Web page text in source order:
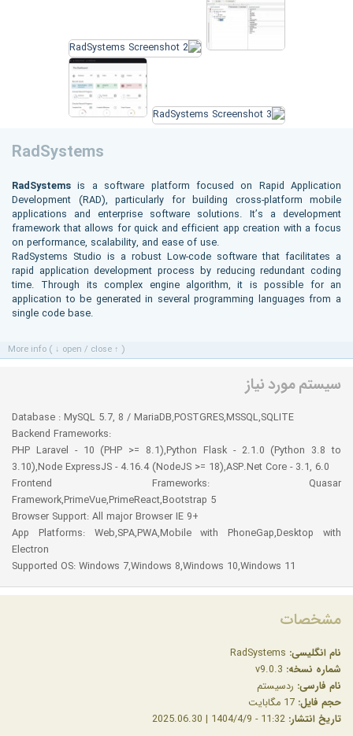
RadSystems
RadSystemsis a software platform focused on Rapid Application
Development (RAD), particularly for building cross-platform mobile
applications and enterprise software solutions. It’s a development
framework that allows for quick and efficient app creation with a focus
on performance, scalability, and ease of use.
RadSystems Studio is a robust Low-code software that facilitates a
rapid application development process by reducing redundant coding
time. Through its complex engine algorithm, it is possible for an
application to be generated in several programming languages from a
single code base.
More info ( ↓ open / close ↑ )
سیستم مورد نیاز
Database : MySQL 5.7, 8 / MariaDB,POSTGRES,MSSQL,SQLITE
Backend Frameworks:
PHP Laravel - 10 (PHP >= 8.1),Python Flask - 2.1.0 (Python 3.8 to
3.10),Node ExpressJS - 4.16.4 (NodeJS >= 18),ASP.Net Core - 3.1, 6.0
Frontend Frameworks: Quasar
Framework,PrimeVue,PrimeReact,Bootstrap 5
Browser Support: All major Browser IE 9+
App Platforms: Web,SPA,PWA,Mobile with PhoneGap,Desktop with
Electron
Supported OS: Windows 7,Windows 8,Windows 10,Windows 11
مشخصات
نام انگلیسی:
شماره نسخه:
نام فارسی: ردسیستم
حجم فایل:
تاریخ انتشار: